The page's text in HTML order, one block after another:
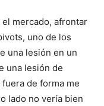
mercado, afrontar
uno de los
una lesión en un
una lesión de
de forma me
lado no vería bien